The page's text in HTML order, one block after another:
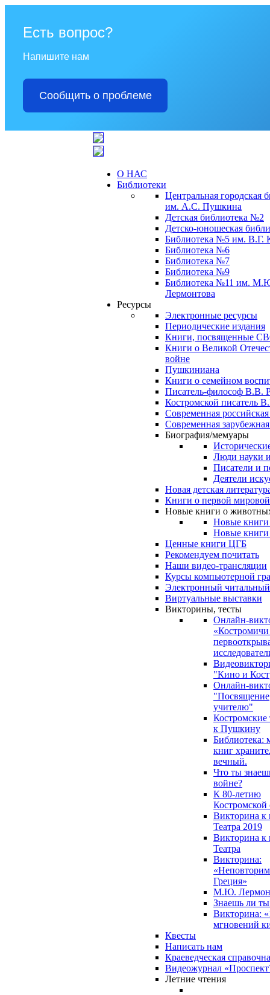
Есть вопрос?
Напишите нам
Сообщить о проблеме
О НАС
Библиотеки
Центральная городская
им. А.С. Пушкина
Детская библиотека №2
Детско-юношеская
Библиотека №5 им. В.Г.
Библиотека №6
Библиотека №7
Библиотека №9
Библиотека №11 им.
Лермонтова
Ресурсы
Электронные ресурсы
Периодические издания
Книги, посвященные
Книги о Великой
войне
Пушкиниана
Книги о семейном
Писатель-философ В.В.
Костромской писатель
Современная российская
Современная
Биография/мемуары
Люди науки
Писатели и
Деятели
Новая детская
Книги о первой
Новые книги о
Новые книги
Новые книги
Ценные книги ЦГБ
Рекомендуем почитать
Наши видео-трансляции
Курсы компьютерной
Электронный читальный
Виртуальные выставки
Викторины, тесты
Онлайн-
"Кино и
Онлайн-
"Посвящение
учителю"
к Пушкину
Библиотека:
книг
вечный.
Что ты
войне?
К 80-летию
Костромской
Викторина к
Театра 2019
Викторина к
Театра
Викторина:
Греция»
М.Ю.
Знаешь ли
Викторина:
мгновений
Квесты
Написать нам
Краеведческая
Видеожурнал
Летние чтения